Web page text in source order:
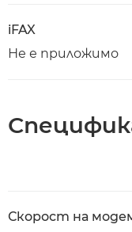
iFAX
Не е приложимо
Скорост на